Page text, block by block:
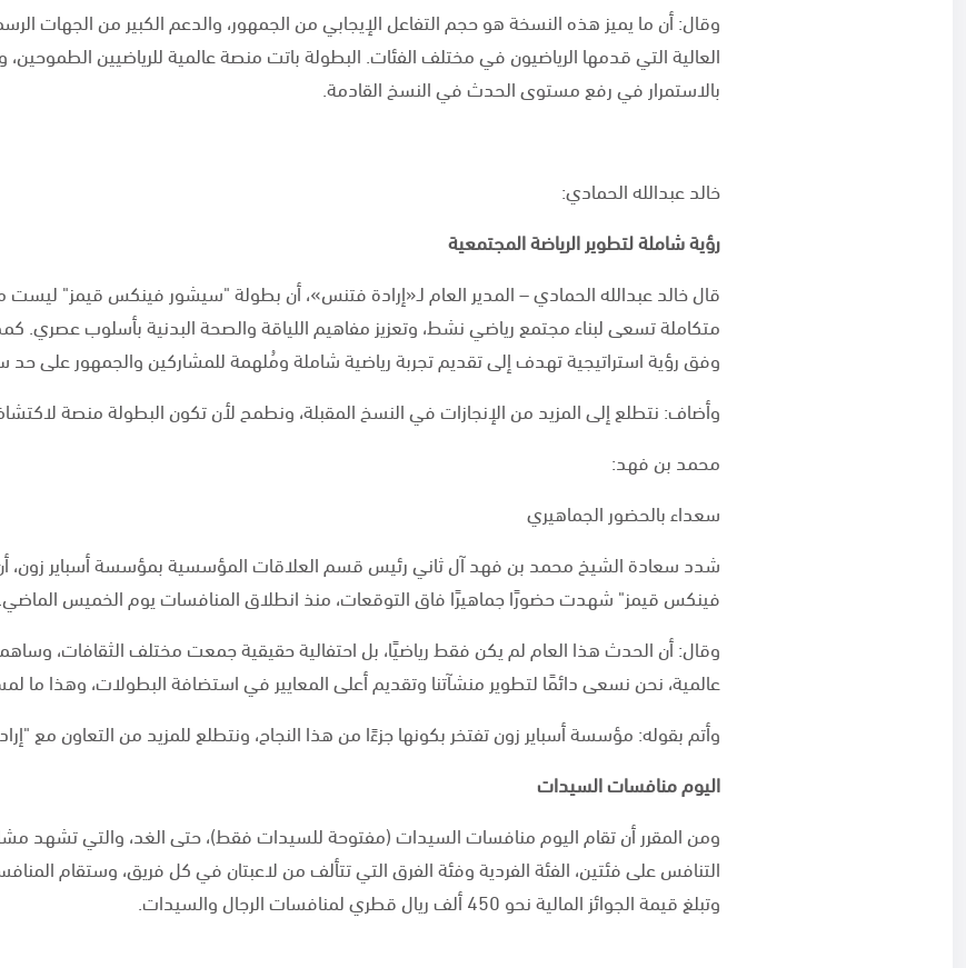
وقال: أن ما يميز هذه النسخة هو حجم التفاعل الإيجابي من الجمهور، والدعم الكبير من الجهات
العالية التي قدمها الرياضيون في مختلف الفئات. البطولة باتت منصة عالمية للرياضيين
بالاستمرار في رفع مستوى الحدث في النسخ القادمة.
خالد عبدالله الحمادي:
رؤية شاملة لتطوير الرياضة المجتمعية
قال خالد عبدالله الحمادي – المدير العام لـ«إرادة فتنس»، أن بطولة "سيشور فينكس قيمز"
متكاملة تسعى لبناء مجتمع رياضي نشط، وتعزيز مفاهيم اللياقة والصحة البدنية بأسلوب عصري.
وفق رؤية استراتيجية تهدف إلى تقديم تجربة رياضية شاملة ومُلهمة للمشاركين والجمهور على حد
وأضاف: نتطلع إلى المزيد من الإنجازات في النسخ المقبلة، ونطمح لأن تكون البطولة منصة
محمد بن فهد:
سعداء بالحضور الجماهيري
شدد سعادة الشيخ محمد بن فهد آل ثاني رئيس قسم العلاقات المؤسسية بمؤسسة أسباير زون،
فينكس قيمز" شهدت حضورًا جماهيرًا فاق التوقعات، منذ انطلاق المنافسات يوم الخميس الماضي.
وقال: أن الحدث هذا العام لم يكن فقط رياضيًا، بل احتفالية حقيقية جمعت مختلف الثقافات،
عالمية، نحن نسعى دائمًا لتطوير منشآتنا وتقديم أعلى المعايير في استضافة البطولات، وهذا ما
وأتم بقوله: مؤسسة أسباير زون تفتخر بكونها جزءًا من هذا النجاح، ونتطلع للمزيد من التعاون مع
اليوم منافسات السيدات
وتبلغ قيمة الجوائز المالية نحو 450 ألف ريال قطري لمنافسات الرجال والسيدات.